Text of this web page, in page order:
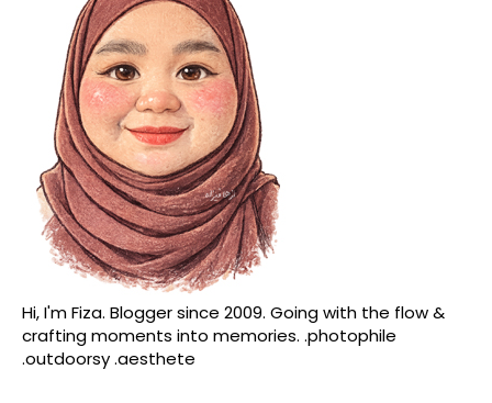
Hi, I'm Fiza. Blogger since 2009. Going with the flow &
crafting moments into memories. .photophile
.outdoorsy .aesthete